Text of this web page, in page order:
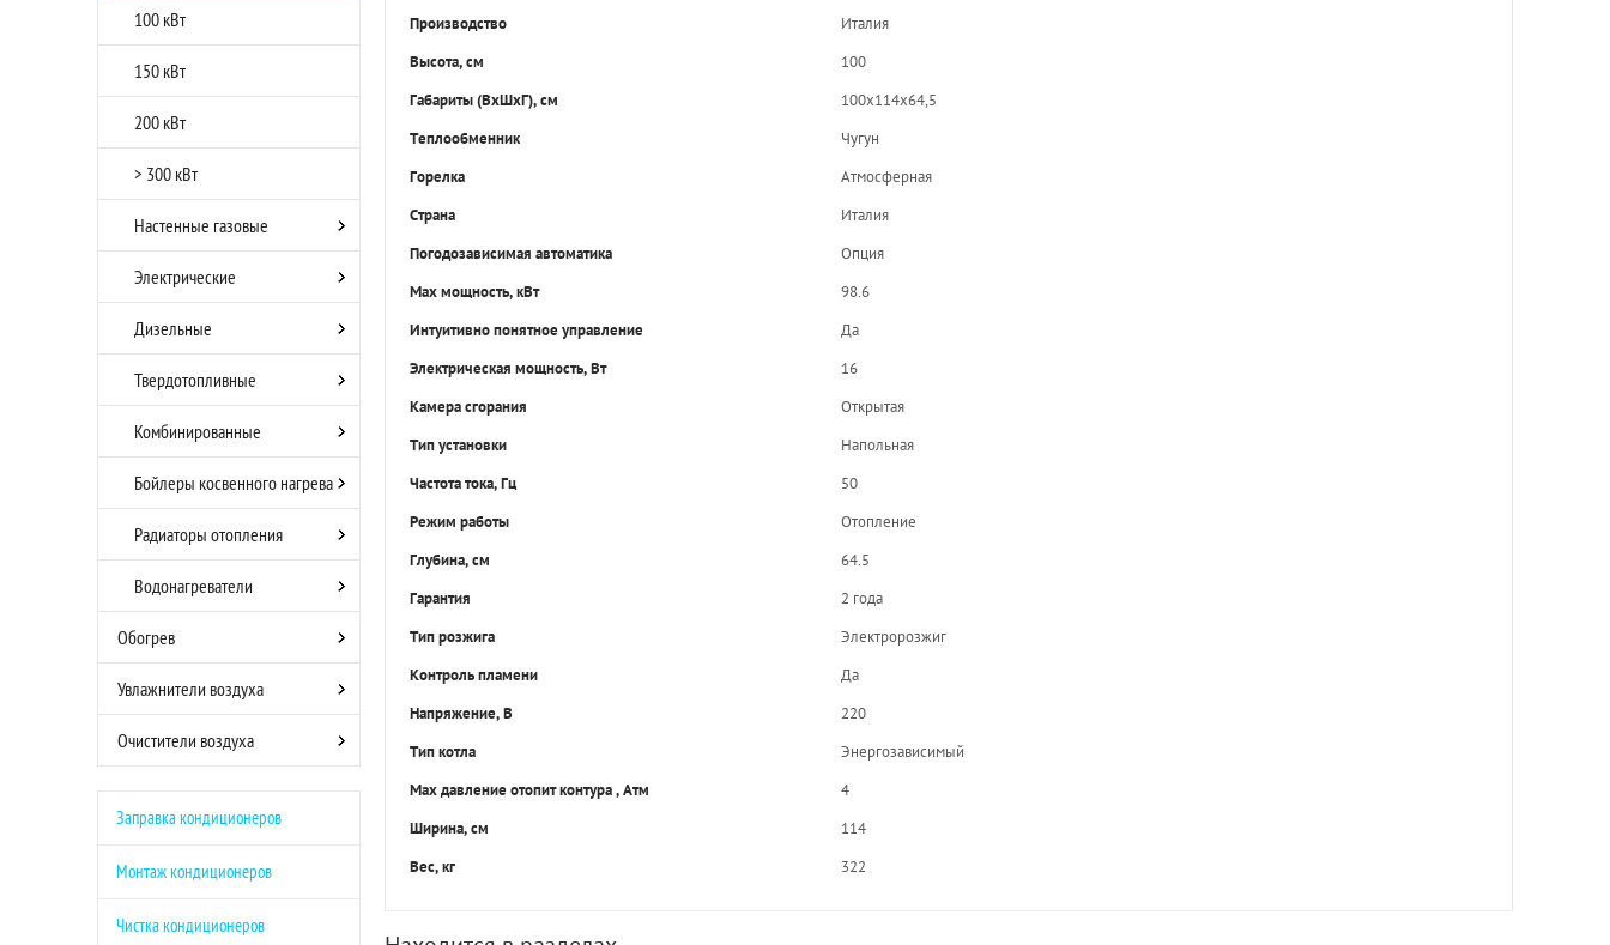
100 кВт
150 кВт
200 кВт
> 300 кВт
Настенные газовые
Электрические
Дизельные
Твердотопливные
Комбинированные
Бойлеры косвенного нагрева
Радиаторы отопления
Водонагреватели
Обогрев
Увлажнители воздуха
Очистители воздуха
Заправка кондиционеров
Монтаж кондиционеров
Чистка кондиционеров
Производство
Италия
Высота, см
100
Габариты (ВхШхГ), см
100x114x64,5
Теплообменник
Чугун
Горелка
Атмосферная
Страна
Италия
Погодозависимая автоматика
Опция
Max мощность, кВт
98.6
Интуитивно понятное управление
Да
Электрическая мощность, Вт
16
Камера сгорания
Открытая
Тип установки
Напольная
Частота тока, Гц
50
Режим работы
Отопление
Глубина, см
64.5
Гарантия
2 года
Тип розжига
Электророзжиг
Контроль пламени
Да
Напряжение, В
220
Тип котла
Энергозависимый
Max давление отопит контура , Атм
4
Ширина, см
114
Вес, кг
322